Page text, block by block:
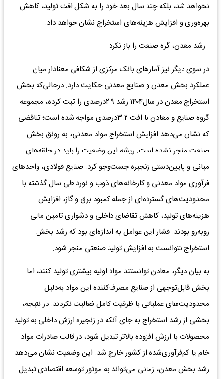
نخواهد شد، بلکه چند سال بعد خود را به شکل افت تولید، کاهش
بهره‌وری و افزایش هزینه‌های استخراج نشان خواهد داد.
رشد معدن، گره صنعت را باز نکرد
در سوی دیگر نیز آمارهای بانک مرکزی از شکافی معنادار میان
عملکرد بخش معدن و صنایع معدنی حکایت دارد. درحالی‌که بخش
استخراج معدن در سال۱۴۰۴ رشد ۲.۹درصدی را ثبت کرده، مجموعه
گروه صنایع و معادن با افت ۳.۲درصدی مواجه شده است؛ تناقضی
که نشان می‌دهد افزایش استخراج مواد معدنی، به رونق بخش
صنعت منجر نشده است. ریشه این وضعیت را باید در حلقه‌های
میانی و پایین‌دستی زنجیره جست‌وجو کرد. صنایع فولادی، واحدهای
فرآوری مواد معدنی و کارخانه‌های ذوب و نورد طی سال گذشته با
محدودیت‌های گسترده‌ای از جمله کمبود برق و گاز، افزایش
هزینه‌های تولید، کاهش تقاضای داخلی و دشواری تامین مالی
روبه‌رو بودند. فشار این عوامل به اندازه‌ای بود که رشد بخش
استخراج نتوانست به افزایش تولید صنعتی منجر شود.
به بیان دیگر، معادن توانستند مواد اولیه بیشتری تولید کنند، اما
بخش قابل‌توجهی از صنایع مصرف‌کننده این مواد به‌دلیل
محدودیت‌های عملیاتی با ظرفیت کامل فعالیت نکردند. در نتیجه،
بخشی از رشد استخراج به جای آنکه در زنجیره ارزش داخلی به تولید
محصولات با ارزش افزوده بالاتر تبدیل شود، در قالب صادرات مواد
خام یا کم‌فرآوری‌شده از کشور خارج شد. این وضعیت نشان می‌دهد
رشد بخش معدن، زمانی می‌تواند به موتور توسعه اقتصادی تبدیل